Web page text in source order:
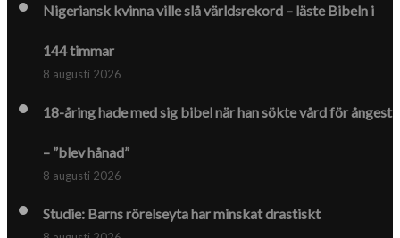
Nigeriansk kvinna ville slå världs­rekord – läste Bibeln i
144 timmar
8 augusti 2026
18-åring hade med sig bibel när han sökte vård för ångest
– ”blev hånad”
8 augusti 2026
Studie: Barns rörelseyta har minskat drastiskt